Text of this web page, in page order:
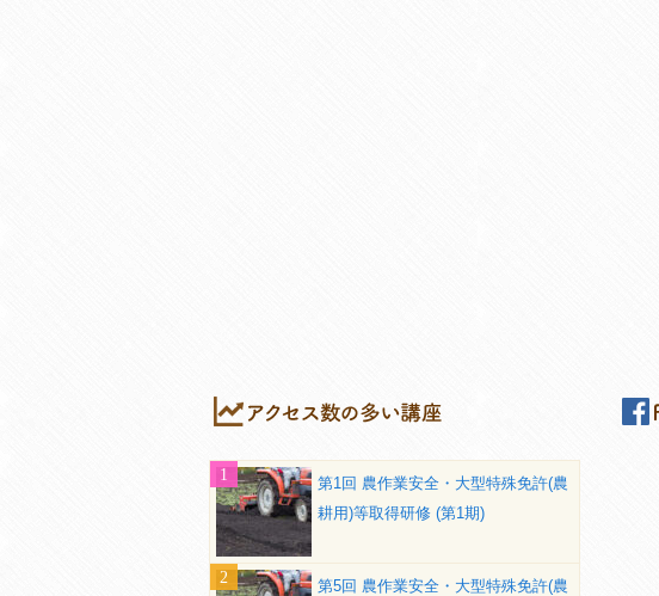
第1回 農作業安全・大型特殊免許(農
耕用)等取得研修 (第1期)
第5回 農作業安全・大型特殊免許(農